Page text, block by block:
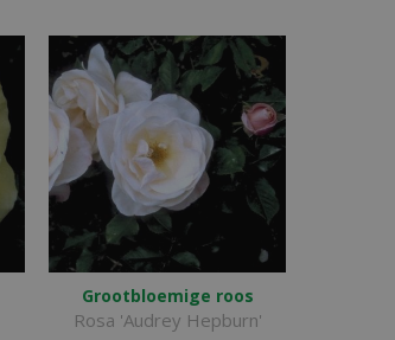
Grootbloemige roos
Rosa 'Audrey Hepburn'